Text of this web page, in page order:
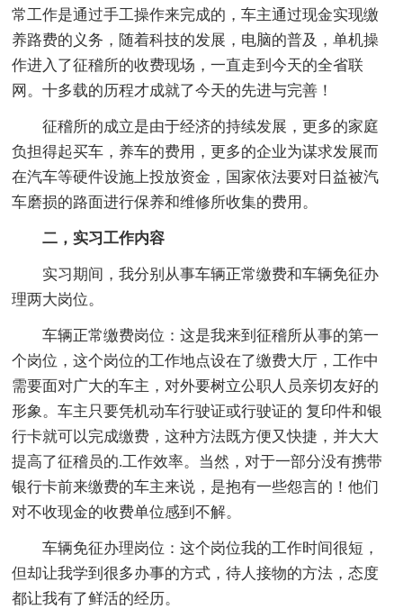
常工作是通过手工操作来完成的，车主通过现金实现缴
养路费的义务，随着科技的发展，电脑的普及，单机操
作进入了征稽所的收费现场，一直走到今天的全省联
网。十多载的历程才成就了今天的先进与完善！
征稽所的成立是由于经济的持续发展，更多的家庭
负担得起买车，养车的费用，更多的企业为谋求发展而
在汽车等硬件设施上投放资金，国家依法要对日益被汽
车磨损的路面进行保养和维修所收集的费用。
二，实习工作内容
实习期间，我分别从事车辆正常缴费和车辆免征办
理两大岗位。
车辆正常缴费岗位：这是我来到征稽所从事的第一
个岗位，这个岗位的工作地点设在了缴费大厅，工作中
需要面对广大的车主，对外要树立公职人员亲切友好的
形象。车主只要凭机动车行驶证或行驶证的 复印件和银
行卡就可以完成缴费，这种方法既方便又快捷，并大大
提高了征稽员的.工作效率。当然，对于一部分没有携带
银行卡前来缴费的车主来说，是抱有一些怨言的！他们
对不收现金的收费单位感到不解。
车辆免征办理岗位：这个岗位我的工作时间很短，
但却让我学到很多办事的方式，待人接物的方法，态度
都让我有了鲜活的经历。